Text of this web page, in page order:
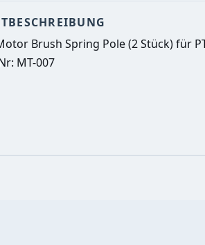
Brush Spring Pole (2 Stück) für
MT-007